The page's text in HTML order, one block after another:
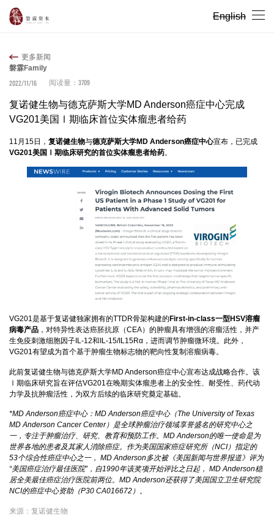
English
更多新闻
磐霖Family
2022/11/16
阅读量： 3709
复诺健生物与德克萨斯大学MD Anderson癌症中心完成
VG201美国Ⅰ期临床首位实体瘤患者给药
11月15日， 复诺健生物与德克萨斯大学MD Anderson癌症中心宣布，已完成
VG201美国Ⅰ期临床研究的首位实体瘤患者给药。
VG201是基于复诺健独家拥有的TTDR骨架构建的 First-in-class一型HSV溶瘤
病毒产品 ，对特异性表达癌胚抗原（CEA）的肿瘤具有增强的溶瘤活性，并产
生免疫刺激细胞因子IL-12和IL-15/IL15Rα，进而调节肿瘤微环境。此外，
VG201有望成为首个基于肿瘤生物标志物的靶向性复制溶瘤病毒。
此前复诺健生物与德克萨斯大学MD Anderson癌症中心宣布达成战略合作。该
Ⅰ期临床研究旨在评估VG201在晚期实体瘤患者上的安全性、耐受性、药代动
力学及抗肿瘤活性，为双方后续的临床研究奠定基础。
*MD Anderson癌症中心：MD Anderson癌症中心（The University of Texas
MD Anderson Cancer Center）是全球肿瘤治疗领域享誉盛名的研究中心之
一，专注于肿瘤治疗、研究、教育和预防工作。MD Anderson的唯一使命是为
世界各地的患者及其家人消除癌症。作为美国国家癌症研究所（NCI）指定的
53个综合性癌症中心之一， MD Anderson多次被《美国新闻与世界报道》评为
“美国癌症治疗最佳医院”，自1990年该奖项开始评比之日起， MD Anderson稳
居全美最佳癌症治疗医院前两位。MD Anderson还获得了美国国立卫生研究院
NCI的癌症中心资助（P30 CA016672）。
来源：复诺健生物